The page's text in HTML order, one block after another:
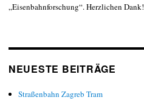
„Eisenbahnforschung“. Herzlichen Dank!
NEUESTE BEITRÄGE
Straßenbahn Zagreb Tram